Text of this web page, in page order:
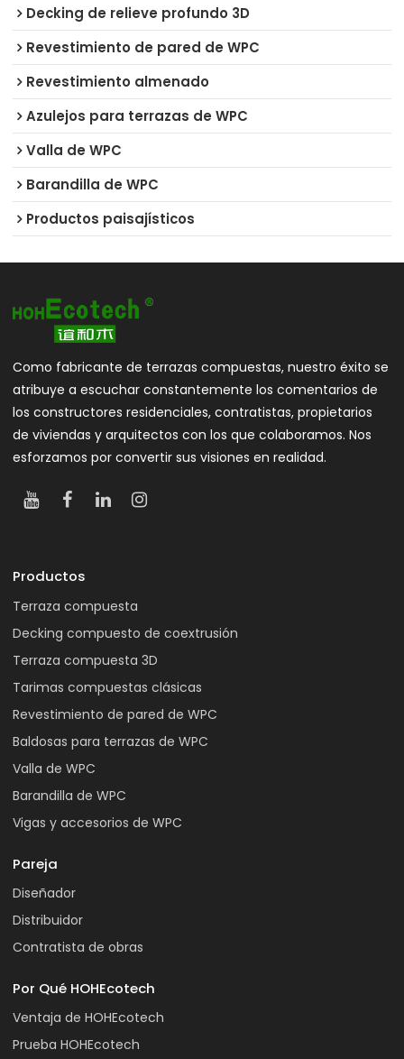
Decking de relieve profundo 3D
Revestimiento de pared de WPC
Revestimiento almenado
Azulejos para terrazas de WPC
Valla de WPC
Barandilla de WPC
Productos paisajísticos
Como fabricante de terrazas compuestas, nuestro éxito se
atribuye a escuchar constantemente los comentarios de
los constructores residenciales, contratistas, propietarios
de viviendas y arquitectos con los que colaboramos. Nos
esforzamos por convertir sus visiones en realidad.
Productos
Terraza compuesta
Decking compuesto de coextrusión
Terraza compuesta 3D
Tarimas compuestas clásicas
Revestimiento de pared de WPC
Baldosas para terrazas de WPC
Valla de WPC
Barandilla de WPC
Vigas y accesorios de WPC
Pareja
Diseñador
Distribuidor
Contratista de obras
Por Qué HOHEcotech
Ventaja de HOHEcotech
Prueba HOHEcotech